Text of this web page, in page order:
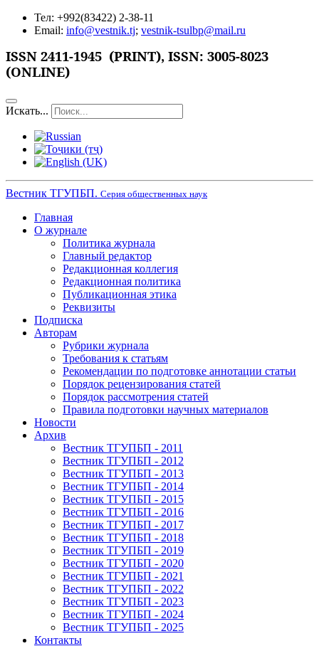
Тел: +992(83422) 2-38-11
Email: info@vestnik.tj; vestnik-tsulbp@mail.ru
ISSN 2411-1945 (PRINT), ISSN: 3005-8023
(ONLINE)
Искать...
Вестник ТГУПБП. Серия общественных наук
Главная
О журнале
Политика журнала
Главный редактор
Редакционная коллегия
Редакционная политика
Публикационная этика
Реквизиты
Подписка
Авторам
Рубрики журнала
Требования к статьям
Рекомендации по подготовке аннотации статьи
Порядок рецензирования статей
Порядок рассмотрения статей
Правила подготовки научных материалов
Новости
Архив
Вестник ТГУПБП - 2011
Вестник ТГУПБП - 2012
Вестник ТГУПБП - 2013
Вестник ТГУПБП - 2014
Вестник ТГУПБП - 2015
Вестник ТГУПБП - 2016
Вестник ТГУПБП - 2017
Вестник ТГУПБП - 2018
Вестник ТГУПБП - 2019
Вестник ТГУПБП - 2020
Вестник ТГУПБП - 2021
Вестник ТГУПБП - 2022
Вестник ТГУПБП - 2023
Вестник ТГУПБП - 2024
Вестник ТГУПБП - 2025
Контакты